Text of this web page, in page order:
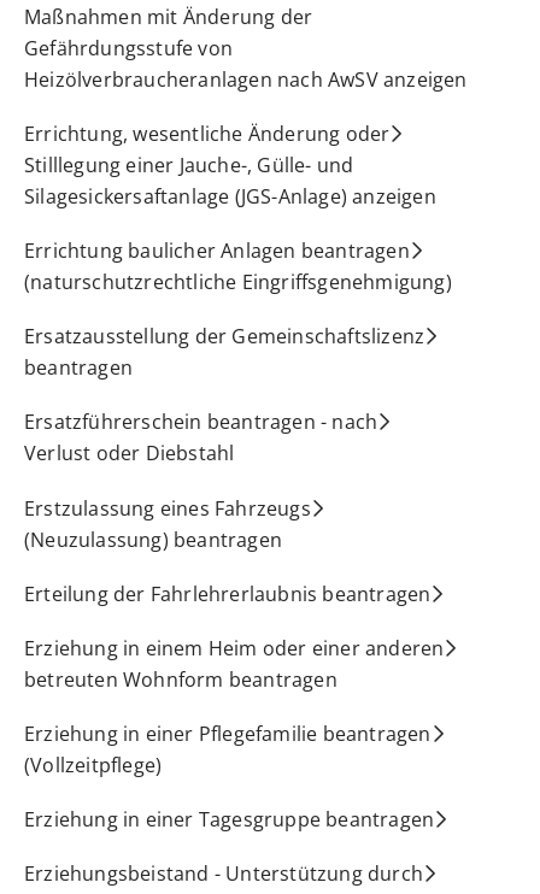
Maßnahmen mit Änderung der
Gefährdungsstufe von
Heizölverbraucheranlagen nach AwSV anzeigen
Errichtung, wesentliche Änderung oder
Stilllegung einer Jauche-, Gülle- und
Silagesickersaftanlage (JGS-Anlage) anzeigen
Errichtung baulicher Anlagen beantragen
(naturschutzrechtliche Eingriffsgenehmigung)
Ersatzausstellung der Gemeinschaftslizenz
beantragen
Ersatzführerschein beantragen - nach
Verlust oder Diebstahl
Erstzulassung eines Fahrzeugs
(Neuzulassung) beantragen
Erteilung der Fahrlehrerlaubnis beantragen
Erziehung in einem Heim oder einer anderen
betreuten Wohnform beantragen
Erziehung in einer Pflegefamilie beantragen
(Vollzeitpflege)
Erziehung in einer Tagesgruppe beantragen
Erziehungsbeistand - Unterstützung durch